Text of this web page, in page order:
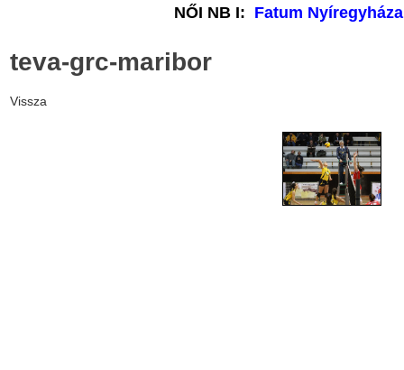
NŐI NB I: Fatum
teva-grc-maribor
Vissza